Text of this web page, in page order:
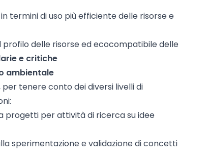
in termini di uso più efficiente delle risorse e
delle risorse ed ecocompatibile delle
e critiche
ambientale
per tenere conto dei diversi livelli di
progetti per attività di ricerca su idee
sperimentazione e validazione di concetti